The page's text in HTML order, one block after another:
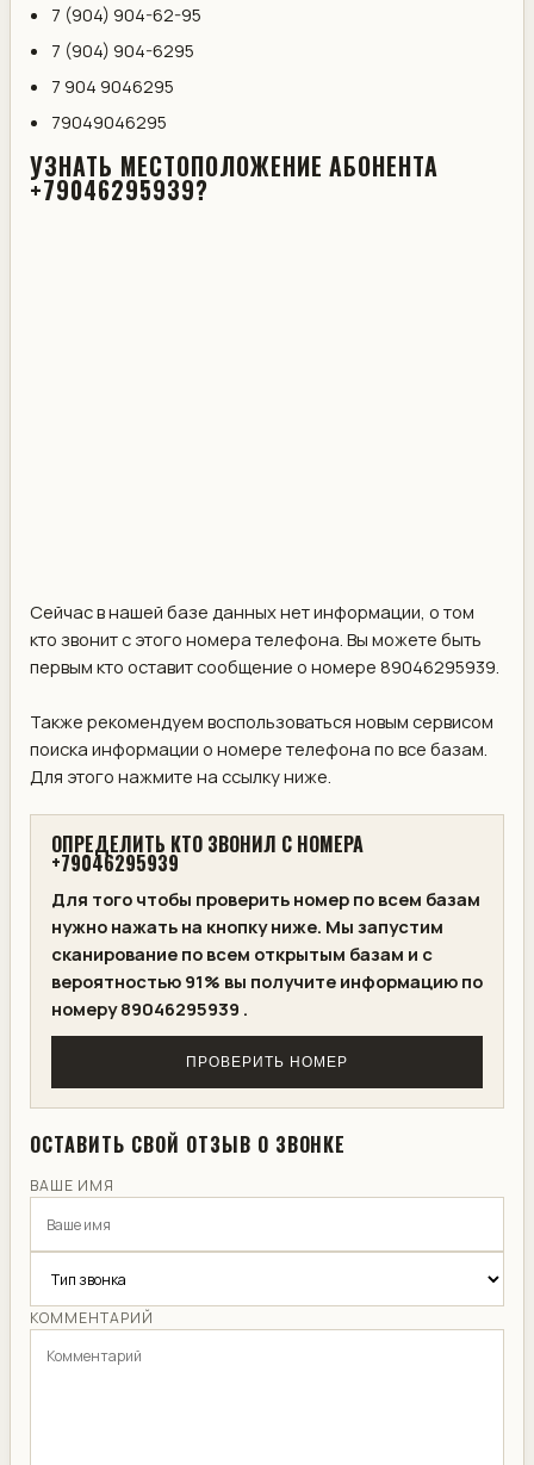
7 (904) 904-62-95
7 (904) 904-6295
7 904 9046295
79049046295
УЗНАТЬ МЕСТОПОЛОЖЕНИЕ АБОНЕНТА
+79046295939?
Сейчас в нашей базе данных нет информации, о том
кто звонит с этого номера телефона. Вы можете быть
первым кто оставит сообщение о номере 89046295939.
Также рекомендуем воспользоваться новым сервисом
поиска информации о номере телефона по все базам.
Для этого нажмите на ссылку ниже.
ОПРЕДЕЛИТЬ КТО ЗВОНИЛ С НОМЕРА
+79046295939
Для того чтобы проверить номер по всем базам
нужно нажать на кнопку ниже. Мы запустим
сканирование по всем открытым базам и с
вероятностью 91% вы получите информацию по
номеру 89046295939 .
ПРОВЕРИТЬ НОМЕР
ОСТАВИТЬ СВОЙ ОТЗЫВ О ЗВОНКЕ
ВАШЕ ИМЯ
КОММЕНТАРИЙ